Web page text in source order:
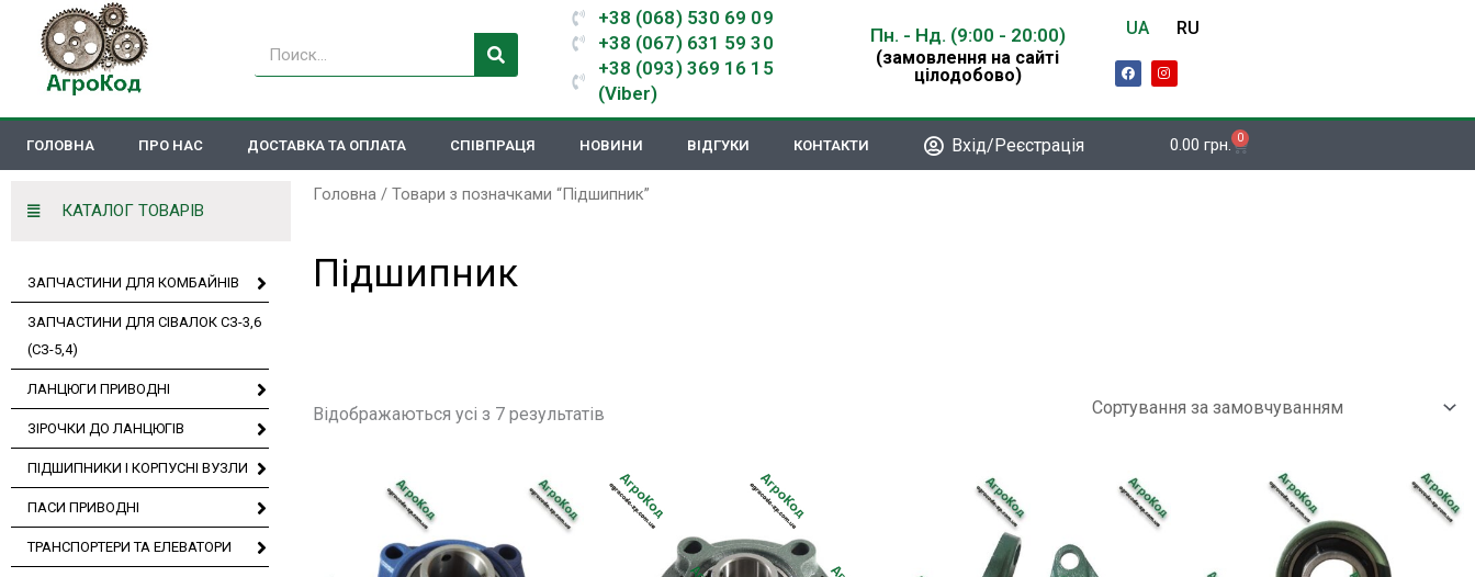
Перейти
вмісту
Пошук
+38 (068) 530 69 09
+38 (067) 631 59 30
+38 (093) 369 16 15
(Viber)
Пн. - Нд. (9:00 - 20:00)
(замовлення на сайті
цілодобово)
UA RU
F
a
b
I
n
a
m
ГОЛОВНА ПРО НАС ДОСТАВКА ТА ОПЛАТА СПІВПРАЦЯ НОВИНИ ВІДГУКИ КОНТАКТИ Вхід/Реєстрація 0.00 грн. 0
Кошик
КАТАЛОГ ТОВАРІВ
ЗАПЧАСТИНИ ДЛЯ КОМБАЙНІВ
ЗАПЧАСТИНИ ДЛЯ СІВАЛОК СЗ-3,6
(СЗ-5,4)
ЛАНЦЮГИ ПРИВОДНІ
ЗІРОЧКИ ДО ЛАНЦЮГІВ
ПІДШИПНИКИ І КОРПУСНІ ВУЗЛИ
ПАСИ ПРИВОДНІ
ТРАНСПОРТЕРИ ТА ЕЛЕВАТОРИ
Головна / Товари з позначками “Підшипник”
Підшипник
Відображаються усі з 7 результатів
кілька
Цей
товар
Цей
товар